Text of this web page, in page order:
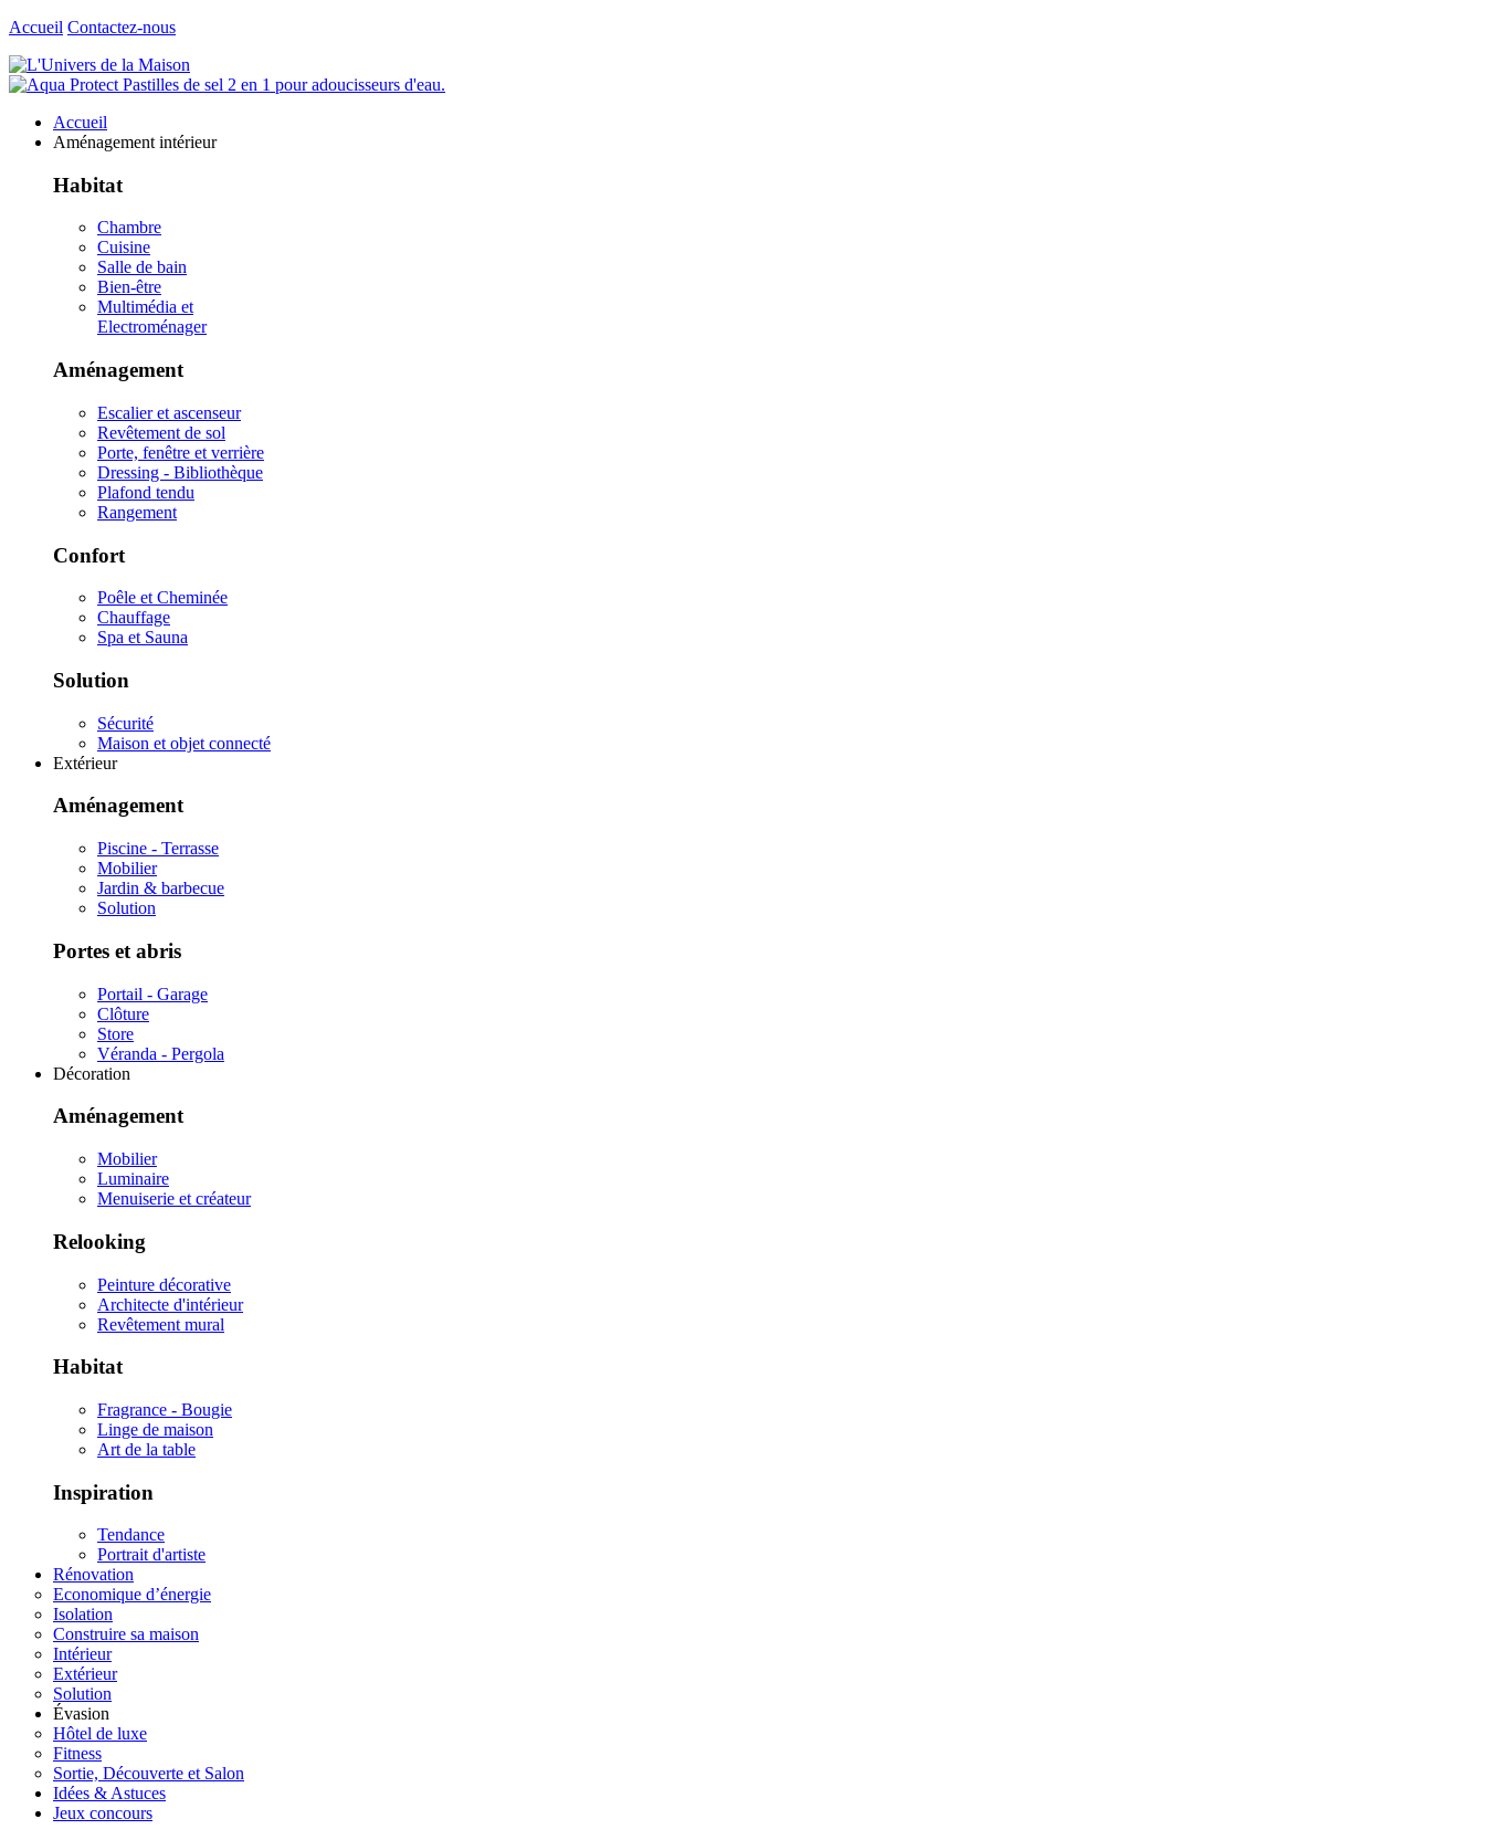
Accueil Contactez-nous
Accueil
Aménagement intérieur
Habitat
Chambre
Cuisine
Salle de bain
Bien-être
Multimédia et
Electroménager
Aménagement
Escalier et ascenseur
Revêtement de sol
Porte, fenêtre et verrière
Dressing - Bibliothèque
Plafond tendu
Rangement
Confort
Poêle et Cheminée
Chauffage
Spa et Sauna
Solution
Sécurité
Maison et objet connecté
Extérieur
Aménagement
Piscine - Terrasse
Mobilier
Jardin & barbecue
Solution
Portes et abris
Portail - Garage
Clôture
Store
Véranda - Pergola
Décoration
Aménagement
Mobilier
Luminaire
Menuiserie et créateur
Relooking
Peinture décorative
Architecte d'intérieur
Revêtement mural
Habitat
Fragrance - Bougie
Linge de maison
Art de la table
Inspiration
Tendance
Portrait d'artiste
Rénovation
Economique d’énergie
Isolation
Construire sa maison
Intérieur
Extérieur
Solution
Évasion
Hôtel de luxe
Fitness
Sortie, Découverte et Salon
Idées & Astuces
Jeux concours